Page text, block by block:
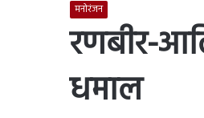
मनोरंजन
रणबीर-
धमाल